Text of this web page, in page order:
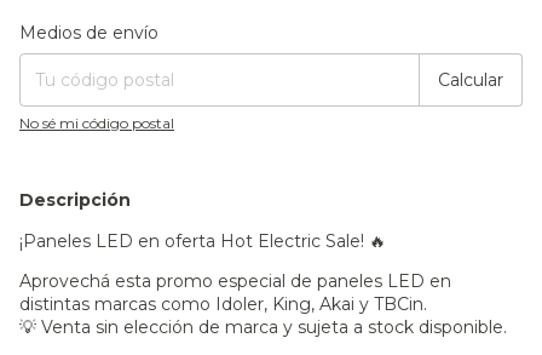
Entregas para el CP:
Medios de envío
Calcular
No sé mi código postal
Descripción
¡Paneles LED en oferta Hot Electric Sale! 🔥
Aprovechá esta promo especial de paneles LED en
distintas marcas como Idoler, King, Akai y TBCin.
💡 Venta sin elección de marca y sujeta a stock disponible.